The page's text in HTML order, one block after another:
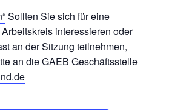
Sollten Sie sich für eine
interessieren oder
an der Sitzung teilnehmen,
an die GAEB Geschäftsstelle